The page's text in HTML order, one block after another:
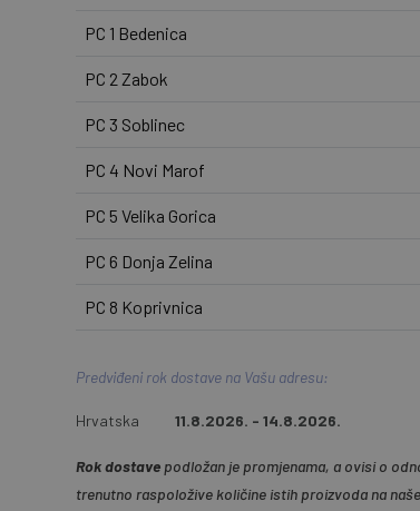
PC 1 Bedenica
PC 2 Zabok
PC 3 Soblinec
PC 4 Novi Marof
PC 5 Velika Gorica
PC 6 Donja Zelina
PC 8 Koprivnica
Predviđeni rok dostave na Vašu adresu:
Hrvatska 11.8.2026. - 14.8.2026.
Rok dostavepodložan je promjenama, a ovisi o
trenutno raspoložive količine istih proizvoda na